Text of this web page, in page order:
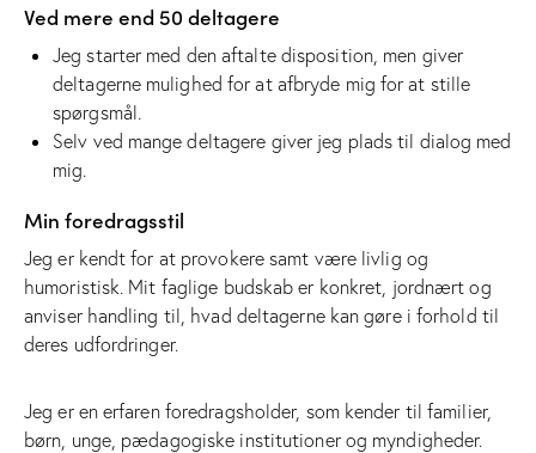
Ved mere end 50 deltagere
Jeg starter med den aftalte disposition, men giver
deltagerne mulighed for at afbryde mig for at stille
spørgsmål.
Selv ved mange deltagere giver jeg plads til dialog med
mig.
Min foredragsstil
Jeg er kendt for at provokere samt være livlig og
humoristisk. Mit faglige budskab er konkret, jordnært og
anviser handling til, hvad deltagerne kan gøre i forhold til
deres udfordringer.
Jeg er en erfaren foredragsholder, som kender til familier,
børn, unge, pædagogiske institutioner og myndigheder.